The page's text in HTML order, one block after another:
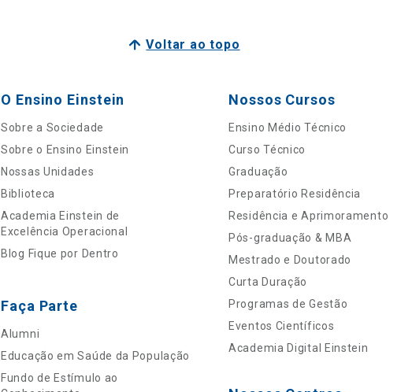
Voltar ao topo
O Ensino Einstein
Sobre a Sociedade
Sobre o Ensino Einstein
Nossas Unidades
Biblioteca
Academia Einstein de
Excelência Operacional
Blog Fique por Dentro
Faça Parte
Alumni
Educação em Saúde da População
Fundo de Estímulo ao
Nossos Cursos
Ensino Médio Técnico
Curso Técnico
Graduação
Preparatório Residência
Residência e Aprimoramento
Pós-graduação & MBA
Mestrado e Doutorado
Curta Duração
Programas de Gestão
Eventos Científicos
Academia Digital Einstein